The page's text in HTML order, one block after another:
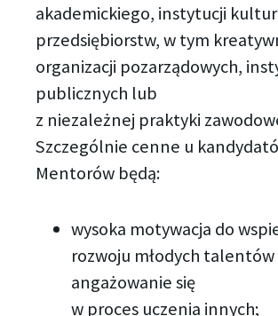
akademickiego, instytucji
przedsiębiorstw, w tym
organizacji pozarządowych,
publicznych lub
z niezależnej praktyki
Szczególnie cenne u
Mentorów będą:
wysoka motywacja do
rozwoju młodych talentów
angażowanie się
w proces uczenia innych;